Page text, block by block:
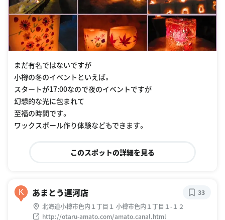
まだ有名ではないですが
小樽の冬のイベントといえば。
スタートが17:00なので夜のイベントですが
幻想的な光に包まれて
至福の時間です。
ワックスボール作り体験などもできます。
このスポットの詳細を見る
K あまとう運河店
北海道小樽市色内１丁目１ 小樽市色内１丁目１-１２
http://otaru-amato.com/amato.canal.html
33